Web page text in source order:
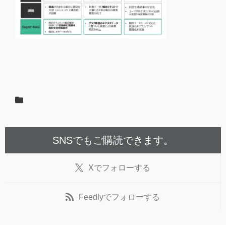
SNSでもご購読できます。
Xでフォローする
Feedlyでフォローする